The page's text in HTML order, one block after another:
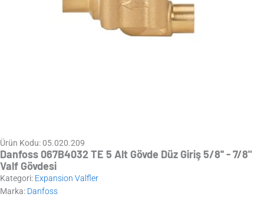
Ürün Kodu: 05.020.209
Danfoss 067B4032 TE 5 Alt Gövde Düz Giriş 5/8'' - 7/8"
Valf Gövdesi
Kategori: Expansion Valfler
Marka: Danfoss